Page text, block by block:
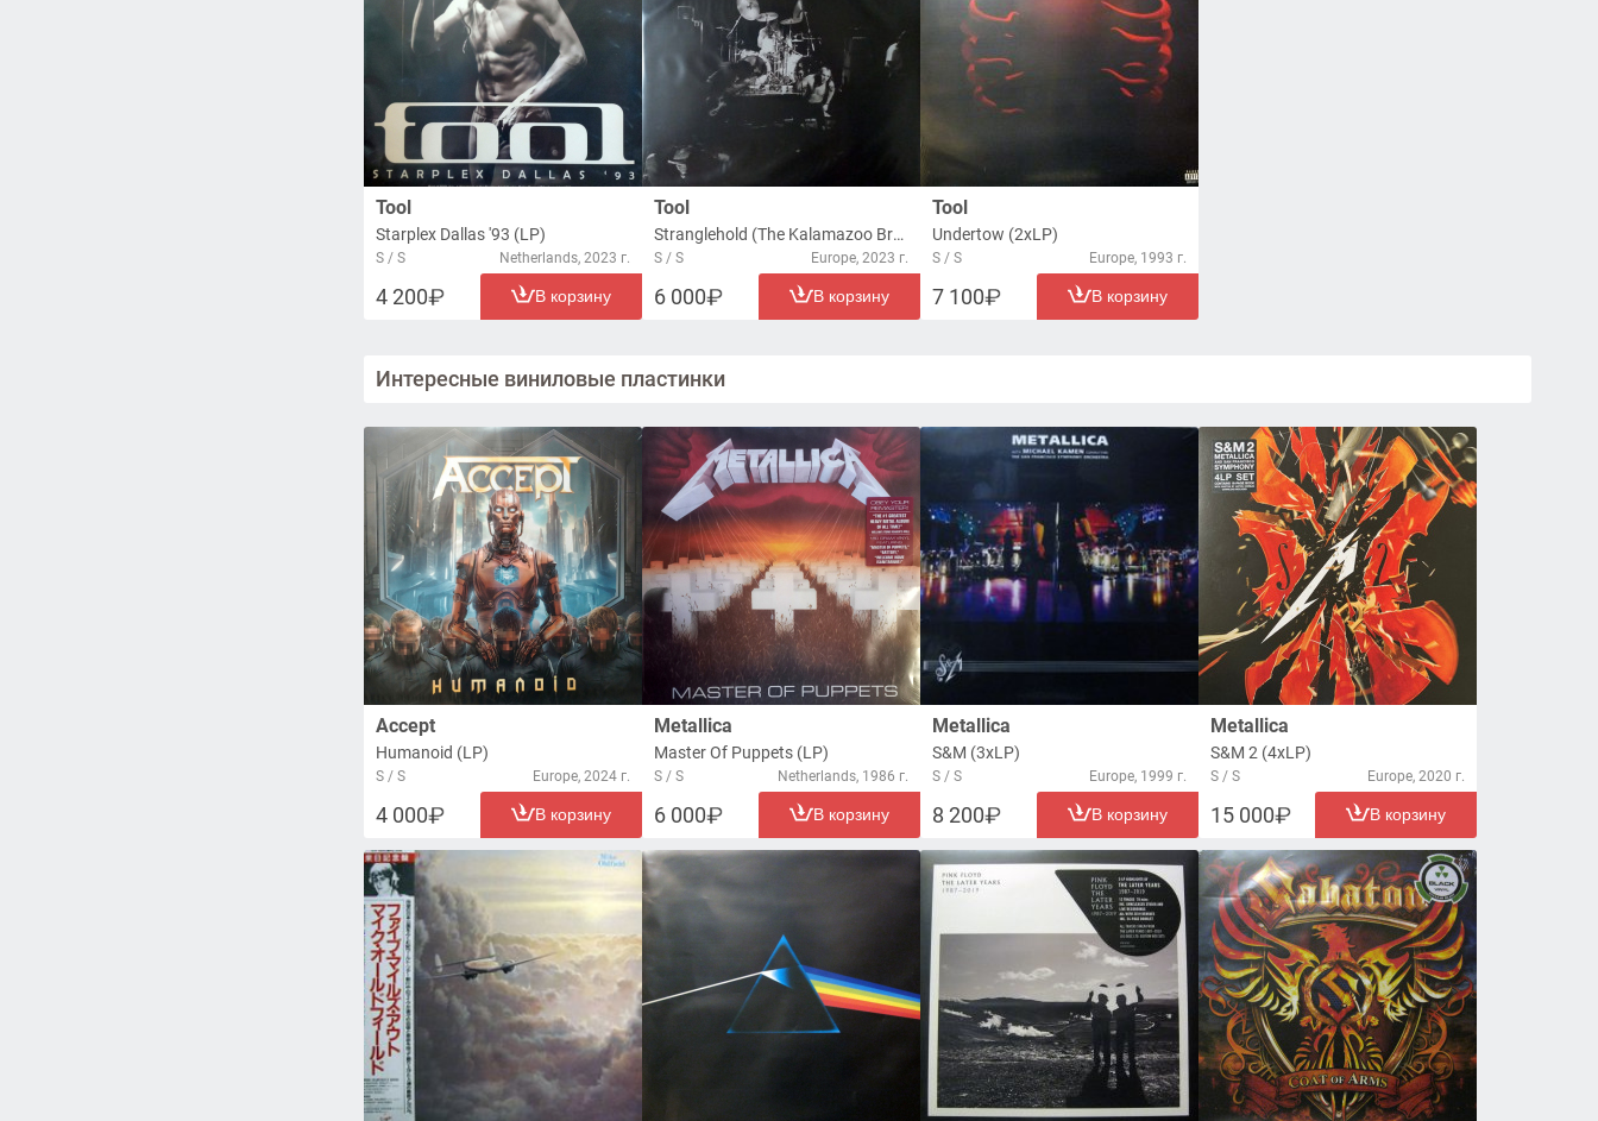
Tool
Starplex Dallas '93 (LP)
S / S Netherlands, 2023 г.
4 200 В корзину
Tool
Stranglehold (The Kalamazoo Broadcast) (2xLP)
S / S Europe, 2023 г.
6 000 В корзину
Tool
Undertow (2xLP)
S / S Europe, 1993 г.
7 100 В корзину
Интересные виниловые пластинки
Accept
Humanoid (LP)
S / S Europe, 2024 г.
4 000 В корзину
Metallica
Master Of Puppets (LP)
S / S Netherlands, 1986 г.
6 000 В корзину
Metallica
S&M (3xLP)
S / S Europe, 1999 г.
8 200 В корзину
Metallica
S&M 2 (4xLP)
S / S Europe, 2020 г.
15 000 В корзину